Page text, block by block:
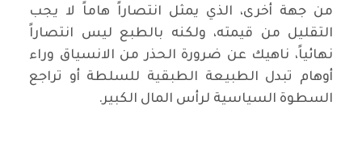
من جهة أخرى، الذي يمثل انتصاراً هاماً لا يجب
التقليل من قيمته، ولكنه بالطبع ليس انتصاراً
نهائياً، ناهيك عن ضرورة الحذر من الانسياق وراء
أوهام تبدل الطبيعة الطبقية للسلطة أو تراجع
السطوة السياسية لرأس المال الكبير.